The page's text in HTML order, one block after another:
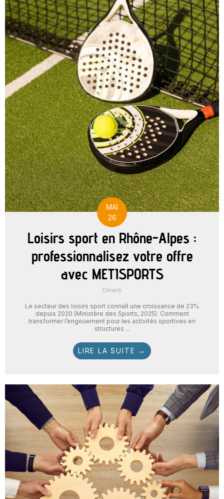
MAI
26
Loisirs sport en Rhône-Alpes :
professionnalisez votre offre
avec METISPORTS
Divers
Le secteur des loisirs sport connaît une croissance de 23%
depuis 2020 (Ministère des Sports, 2025). Comment
transformer l’engouement pour les activités sportives en
structures ...
LIRE LA SUITE →